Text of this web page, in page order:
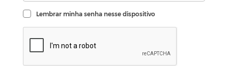
Lembrar minha senha nesse dispositivo